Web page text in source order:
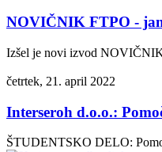
NOVIČNIK FTPO -
Izšel je novi izvod
četrtek, 21. april 2022
Interseroh d.o.o.:
ŠTUDENTSKO DELO: